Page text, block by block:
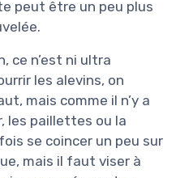
peut être un peu plus
ce n’est ni ultra
les alevins, on
mais comme il n’y a
les paillettes ou la
se coincer un peu sur
mais il faut viser à